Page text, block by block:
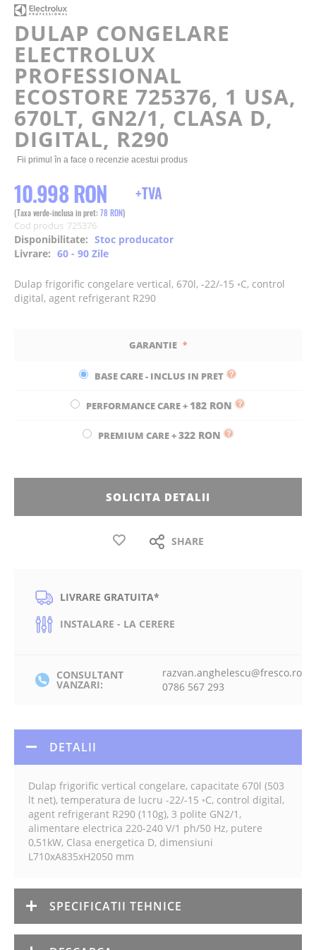
beginning
of
the
images
gallery
DULAP CONGELARE
ELECTROLUX
PROFESSIONAL
ECOSTORE 725376, 1 USA,
670LT, GN2/1, CLASA D,
DIGITAL, R290
Fii primul în a face o recenzie acestui produs
10.998 RON
78 RON
Cod produs 725376
Disponibilitate: Stoc producator
Livrare: 60 - 90 Zile
Dulap frigorific congelare vertical, 670l, -22/-15 ◦C, control
digital, agent refrigerant R290
GARANTIE
BASE CARE - INCLUS IN PRET
PERFORMANCE CARE+ 182 RON
PREMIUM CARE+322 RON
SOLICITA DETALII
SHARE
LIVRARE GRATUITA*
INSTALARE - LA CERERE
CONSULTANT
VANZARI:
razvan.anghelescu@fresco.ro
0786 567 293
DETALII
Dulap frigorific vertical congelare, capacitate 670l (503
lt net), temperatura de lucru -22/-15 ◦C, control digital,
agent refrigerant R290 (110g), 3 polite GN2/1,
alimentare electrica 220-240 V/1 ph/50 Hz, putere
0,51kW, Clasa energetica D, dimensiuni
L710xA835xH2050 mm
SPECIFICATII TEHNICE